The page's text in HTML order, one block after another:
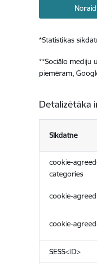
*Statistikas
**Sociālo mediju
piemēram,
Detalizētāka
Sīkdatne
cookie-
categories
cookie-agreed
cookie-
SESS<ID>